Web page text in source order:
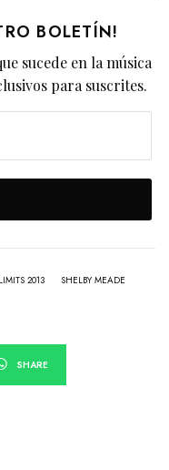
BOLETÍN!
sucede en la música
para suscrites.
2013 SHELBY MEADE
SHARE